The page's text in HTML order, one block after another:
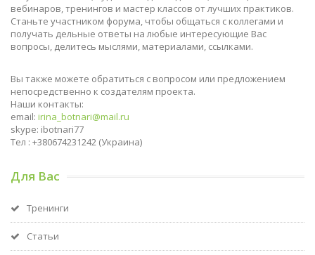
вебинаров, тренингов и мастер классов от лучших практиков.
Станьте участником форума, чтобы общаться с коллегами и
получать дельные ответы на любые интересующие Вас
вопросы, делитесь мыслями, материалами, ссылками.
Вы также можете обратиться с вопросом или предложением
непосредственно к создателям проекта.
Наши контакты:
email: irina_botnari@mail.ru
skype: ibotnari77
Тел : +380674231242 (Украина)
Для Вас
Тренинги
Статьи